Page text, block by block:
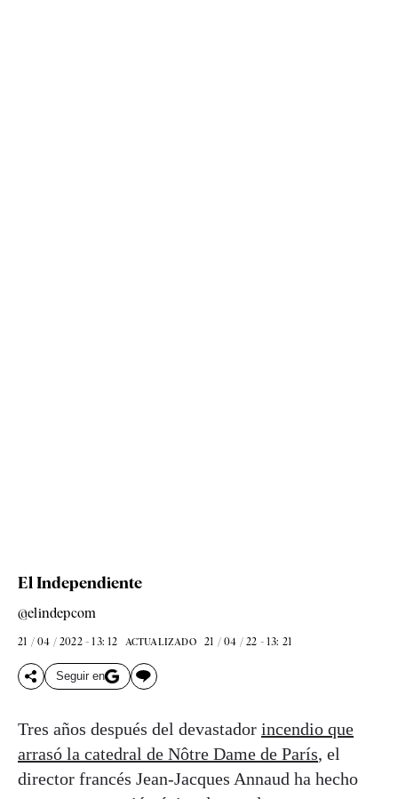
El Independiente
@elindepcom
21 / 04 / 2022 - 13: 12 ACTUALIZADO 21 / 04 / 22 - 13: 21
Seguir en
Tres años después del devastador incendio que
arrasó la catedral de Nôtre Dame de París, el
director francés Jean-Jacques Annaud ha hecho